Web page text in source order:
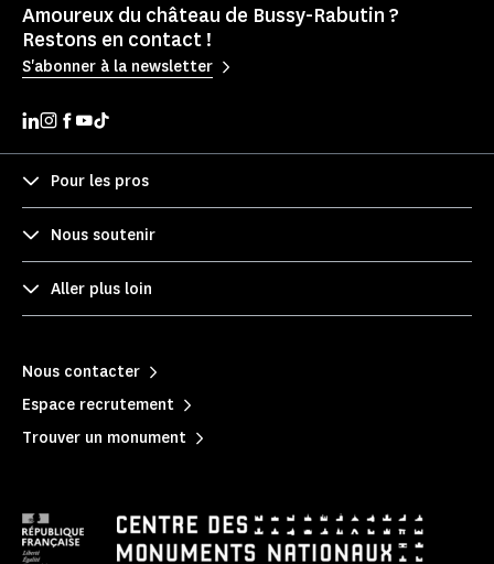
Amoureux du château de Bussy-Rabutin ?
Restons en contact !
S'abonner à la newsletter
Pour les pros
Nous soutenir
Aller plus loin
Nous contacter
Espace recrutement
Trouver un monument